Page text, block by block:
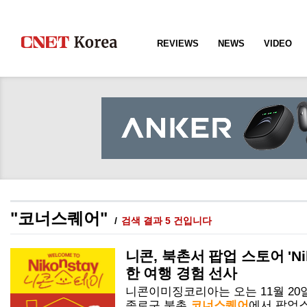
REVIEWS NEWS VIDEO
"코너스퀘어" 검색 결과 5 건입니다
니콘, 북촌서 팝업 스토어
한 여행 경험 선사
니콘이미징코리아는 오는 11월 20